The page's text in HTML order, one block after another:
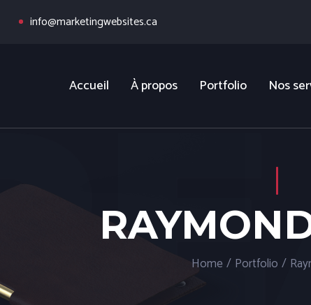
info@marketingwebsites.ca
Accueil À propos Portfolio Nos
Home / Portfolio /